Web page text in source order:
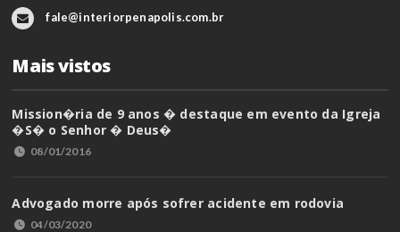
fale@interiorpenapolis.com.br
Mais vistos
Mission�ria de 9 anos � destaque em evento da Igreja
�S� o Senhor � Deus�
08/01/2016
Advogado morre após sofrer acidente em rodovia
04/03/2020